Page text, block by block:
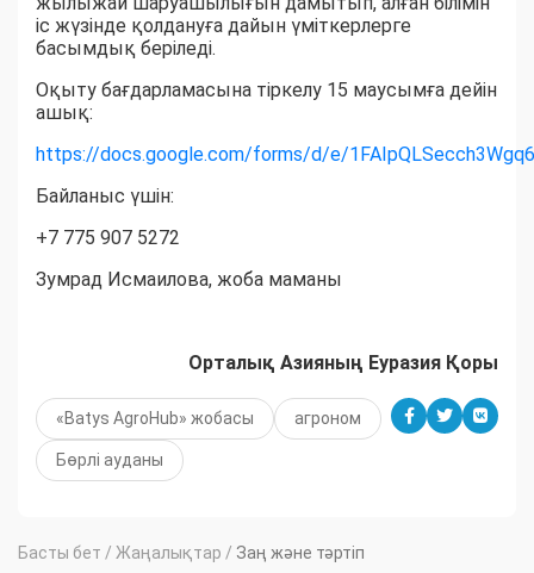
іс жүзінде қолдануға дайын үміткерлерге
басымдық беріледі.
Оқыту бағдарламасына тіркелу 15 маусымға дейін
ашық:
https://docs.google.com/forms/d/e/
Байланыс үшін:
+7 775 907 5272
Зумрад Исмаилова, жоба маманы
Орталық Азияның Еуразия Қоры
«Batys AgroHub» жобасы агроном
Бөрлі ауданы
Басты бет / Жаңалықтар / Заң және тәртіп